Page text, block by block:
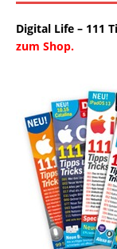
Digital Life – 111
zum Shop.